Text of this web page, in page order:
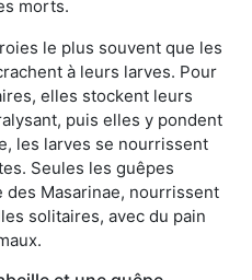
morts.
le plus souvent que les
à leurs larves. Pour
elles stockent leurs
puis elles y pondent
les larves se nourrissent
Seules les guêpes
Masarinae, nourrissent
solitaires, avec du pain